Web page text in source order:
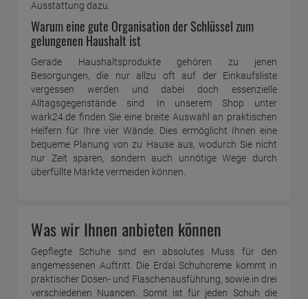
Ausstattung dazu.
Warum eine gute Organisation der Schlüssel zum
gelungenen Haushalt ist
Gerade Haushaltsprodukte gehören zu jenen
Besorgungen, die nur allzu oft auf der Einkaufsliste
vergessen werden und dabei doch essenzielle
Alltagsgegenstände sind. In unserem Shop unter
wark24.de finden Sie eine breite Auswahl an praktischen
Helfern für Ihre vier Wände. Dies ermöglicht Ihnen eine
bequeme Planung von zu Hause aus, wodurch Sie nicht
nur Zeit sparen, sondern auch unnötige Wege durch
überfüllte Märkte vermeiden können.
Was wir Ihnen anbieten können
Gepflegte Schuhe sind ein absolutes Muss für den
angemessenen Auftritt. Die Erdal Schuhcreme kommt in
praktischer Dosen- und Flaschenausführung, sowie in drei
verschiedenen Nuancen. Somit ist für jeden Schuh die